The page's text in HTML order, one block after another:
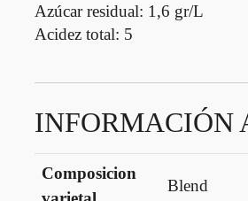
Azúcar residual: 1,6 gr/L
Acidez total: 5
INFORMACIÓN
Composicion
Blend